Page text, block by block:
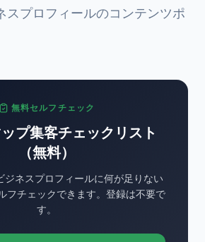
スプロフィールのコンテンツポ
無料セルフチェック
プ集客チェックリスト
（無料）
ジネスプロフィールに何が足りない
フチェックできます。登録は不要で
す。